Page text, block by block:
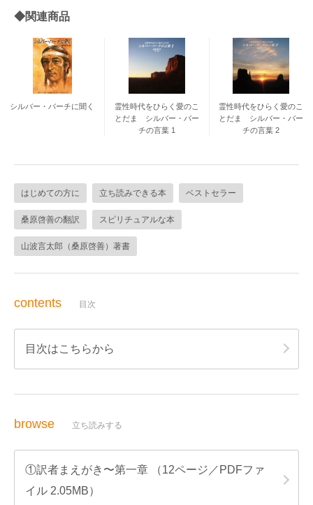
◆関連商品
シルバー・バーチに聞く
霊性時代をひらく愛のこ
とだま シルバー・バー
チの言葉 1
霊性時代をひらく愛のこ
とだま シルバー・バー
チの言葉 2
はじめての方に 立ち読みできる本 ベストセラー
桑原啓善の翻訳 スピリチュアルな本
山波言太郎（桑原啓善）著書
contents 目次
目次はこちらから
browse 立ち読みする
①訳者まえがき〜第一章 （12ページ／PDFファ
イル 2.05MB）